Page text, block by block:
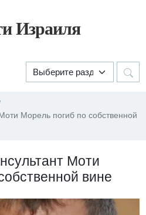
Израиля
Морель погиб по собственной
Моти
вине